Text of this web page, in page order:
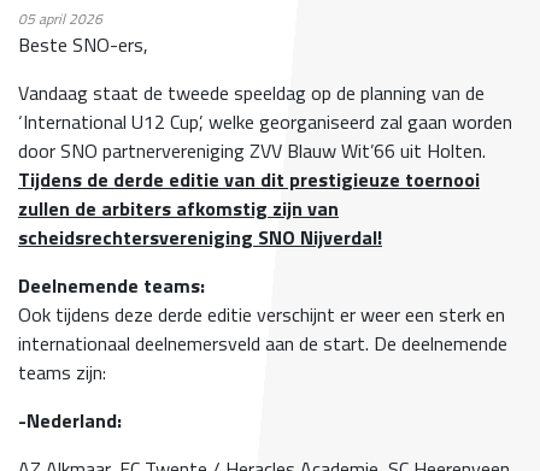
05april 2026
Beste SNO-ers,
Vandaag staat de tweede speeldag op de planning van de
‘International U12 Cup’, welke georganiseerd zal gaan worden
door SNO partnervereniging ZVV Blauw Wit’66 uit Holten.
Tijdens de derde editie van dit prestigieuze toernooi
zullen de arbiters afkomstig zijn van
scheidsrechtersvereniging SNO Nijverdal!
Deelnemende teams:
Ook tijdens deze derde editie verschijnt er weer een sterk en
internationaal deelnemersveld aan de start. De deelnemende
teams zijn:
-Nederland: